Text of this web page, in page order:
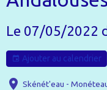
Le 07/05/2022
Ajouter au calendrier
Skénét'eau -